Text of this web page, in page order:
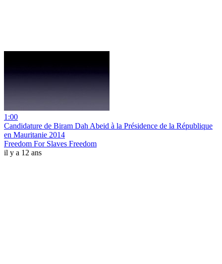
1:00
Candidature de Biram Dah Abeid à la Présidence de la République
en Mauritanie 2014
Freedom For Slaves Freedom
il y a 12 ans